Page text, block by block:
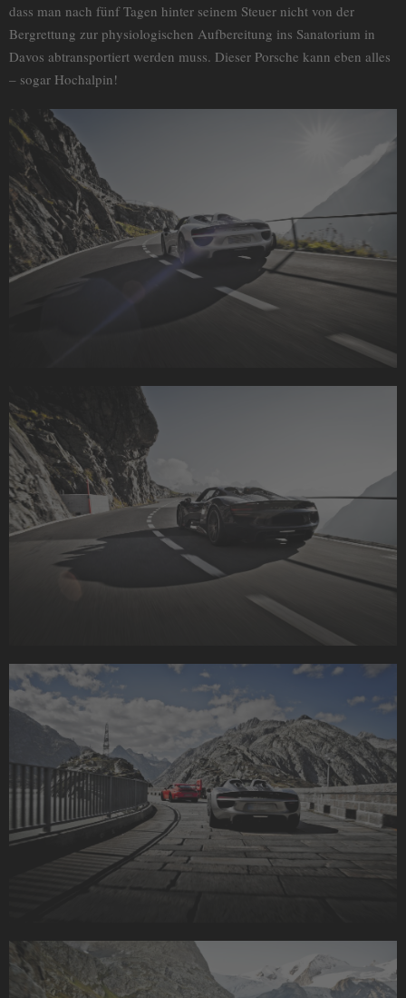
dass man nach fünf Tagen hinter seinem Steuer nicht von der
Bergrettung zur physiologischen Aufbereitung ins Sanatorium in
Davos abtransportiert werden muss. Dieser Porsche kann eben alles
– sogar Hochalpin!